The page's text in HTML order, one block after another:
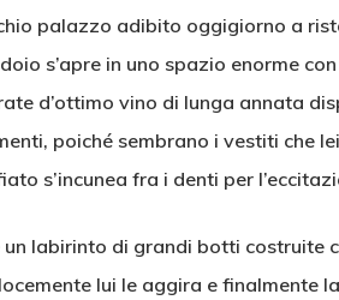
palazzo adibito oggigiorno a
s’apre in uno spazio enorme
d’ottimo vino di lunga annata
poiché sembrano i vestiti che
s’incunea fra i denti per
un labirinto di grandi botti costruite
lui le aggira e finalmente